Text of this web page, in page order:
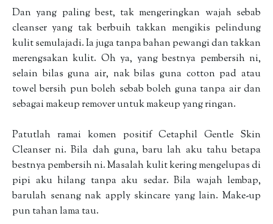
Dan yang paling best, tak mengeringkan wajah sebab
cleanser yang tak berbuih takkan mengikis pelindung
kulit semulajadi. Ia juga tanpa bahan pewangi dan takkan
merengsakan kulit. Oh ya, yang bestnya pembersih ni,
selain bilas guna air, nak bilas guna cotton pad atau
towel bersih pun boleh sebab boleh guna tanpa air dan
sebagai makeup remover untuk makeup yang ringan.
Patutlah ramai komen positif Cetaphil Gentle Skin
Cleanser ni. Bila dah guna, baru lah aku tahu betapa
bestnya pembersih ni. Masalah kulit kering mengelupas di
pipi aku hilang tanpa aku sedar. Bila wajah lembap,
barulah senang nak apply skincare yang lain. Make-up
pun tahan lama tau.